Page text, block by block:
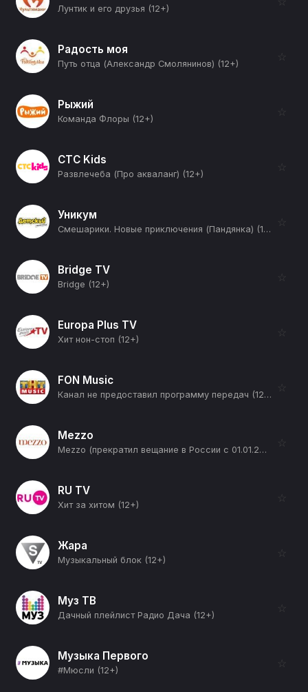
Лунтик и его друзья (12+)
Радость моя
Путь отца (Александр Смолянинов) (12+)
☆
Рыжий
Команда Флоры (12+)
☆
СТС Kids
Развлечеба (Про акваланг) (12+)
☆
Уникум
Смешарики. Новые приключения (Пандянка) (12+)
☆
Bridge TV
Bridge (12+)
☆
Europa Plus TV
Хит нон-стоп (12+)
☆
FON Music
Канал не предоставил программу передач (12+)
☆
Mezzo
Mezzo (прекратил вещание в России с 01.01.2026) (12+)
☆
RU TV
Хит за хитом (12+)
☆
Жара
Музыкальный блок (12+)
☆
Муз ТВ
Дачный плейлист Радио Дача (12+)
☆
Музыка Первого
#Мюсли (12+)
☆